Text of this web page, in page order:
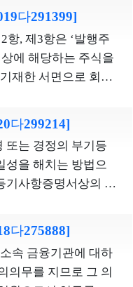
능한 최소한의 능력
령대의 사람들에게
타당하다.배심원으
단함에 있어서는, 민
될 때 배심원 연령을
것도 당시 민법상 행
연령과 일치시킨 결
연령이 만 19세 이상
만 18세 이상으로
치적 판단을 할 능력
로서 최소한의 능력
인하여 어떠한 기본
볼 수 없어 기본권침
니한다.4.헌법 조항
기본법과 초ㆍ중등
위임하고 있지 않
로서 기본적인 품성
하고자 하는 초ㆍ중
보면, 위와 같은 내용
적 사고력의 기초를
으로서 관련 법률의
도 어렵다.
있도록 하는 것은 정
기본원칙에 부합하
성 강화 및 부정부패
금에 와서는 더욱 그
보여주는 핵심적 지
를 제공할 필요가 있
금 자료에 대한 접근
이루어져야 한다.정
하더라도, 검증자료
통장을 직접 열람함
지출의 문제점을 발
인이 임대차기간 만
약갱신 요구를 거부
는 ‘3기의 차임액에
록 차임을 연체한 사
을 달리하여 규정하
계는 당사자 사이의
전 임대차기간에 차
체한 사실이 있는
적 의사에 의하여
느 때라도 차임이 3
사실이 있다면 임차
받아들여야 할 만큼
다291399]
항, 제3항은 ‘발행주
에 해당하는 주식을
재한 서면으로 회사
지 아니한 때에는 위
여 소를 제기할 수 있
취지는 주주가 회사
사하여 이사의 책임
면서도, 주주의 대
권리에 바탕을 둔 것
을 마련함으로써 주
다299214]
또는 경정의 부기등
성을 해치는 방법으
기사항증명서상의 표
그 소유권의 내용인
행사로써 그 표시
로 그 소유권에 장애
변경 또는 경정등기
다275888]
속 금융기관에 대하
의무를 지므로 그 의